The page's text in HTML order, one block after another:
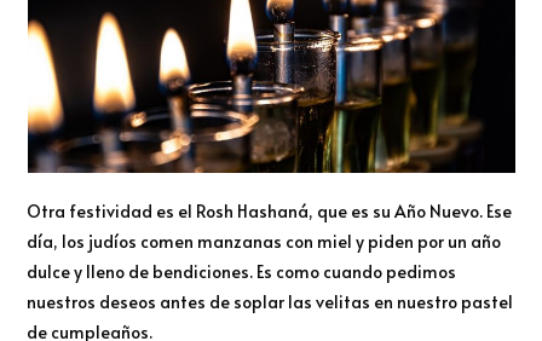
Otra festividad es el Rosh Hashaná, que es su Año Nuevo. Ese
día, los judíos comen manzanas con miel y piden por un año
dulce y lleno de bendiciones. Es como cuando pedimos
nuestros deseos antes de soplar las velitas en nuestro pastel
de cumpleaños.